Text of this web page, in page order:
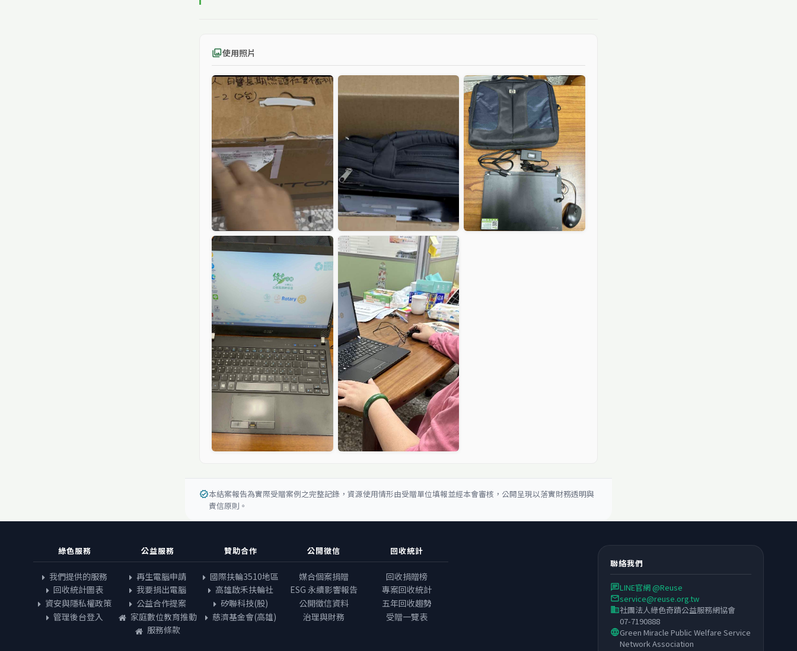
photo_library使用照片
verified本結案報告為實際受贈案例之完整記錄，資源使用情形由受贈單位填報並經本會審核，公開呈現以落實財務透明與
責信原則。
綠色服務
我們提供的服務
回收統計圖表
資安與隱私權政策
管理後台登入
公益服務
再生電腦申請
我要捐出電腦
公益合作提案
家庭數位教育推動
服務條款
贊助合作
國際扶輪3510地區
高雄啟禾扶輪社
矽聯科技(股)
慈濟基金會(高雄)
公開徵信
媒合個案捐贈
ESG 永續影響報告
公開徵信資料
治理與財務
回收統計
回收捐贈榜
專案回收統計
五年回收趨勢
受贈一覽表
聯絡我們
chatLINE官網 @Reuse
emailservice@reuse.org.tw
business社團法人綠色奇蹟公益服務網協會
07-7190888
languageGreen Miracle Public Welfare Service
Network Association